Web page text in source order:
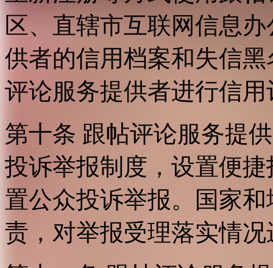
区、直辖市互联网信息
供者的信用档案和失信
评论服务提供者进行信用
第十条 跟帖评论服务提
投诉举报制度，设置便
置公众投诉举报。国家
责，对举报受理落实情